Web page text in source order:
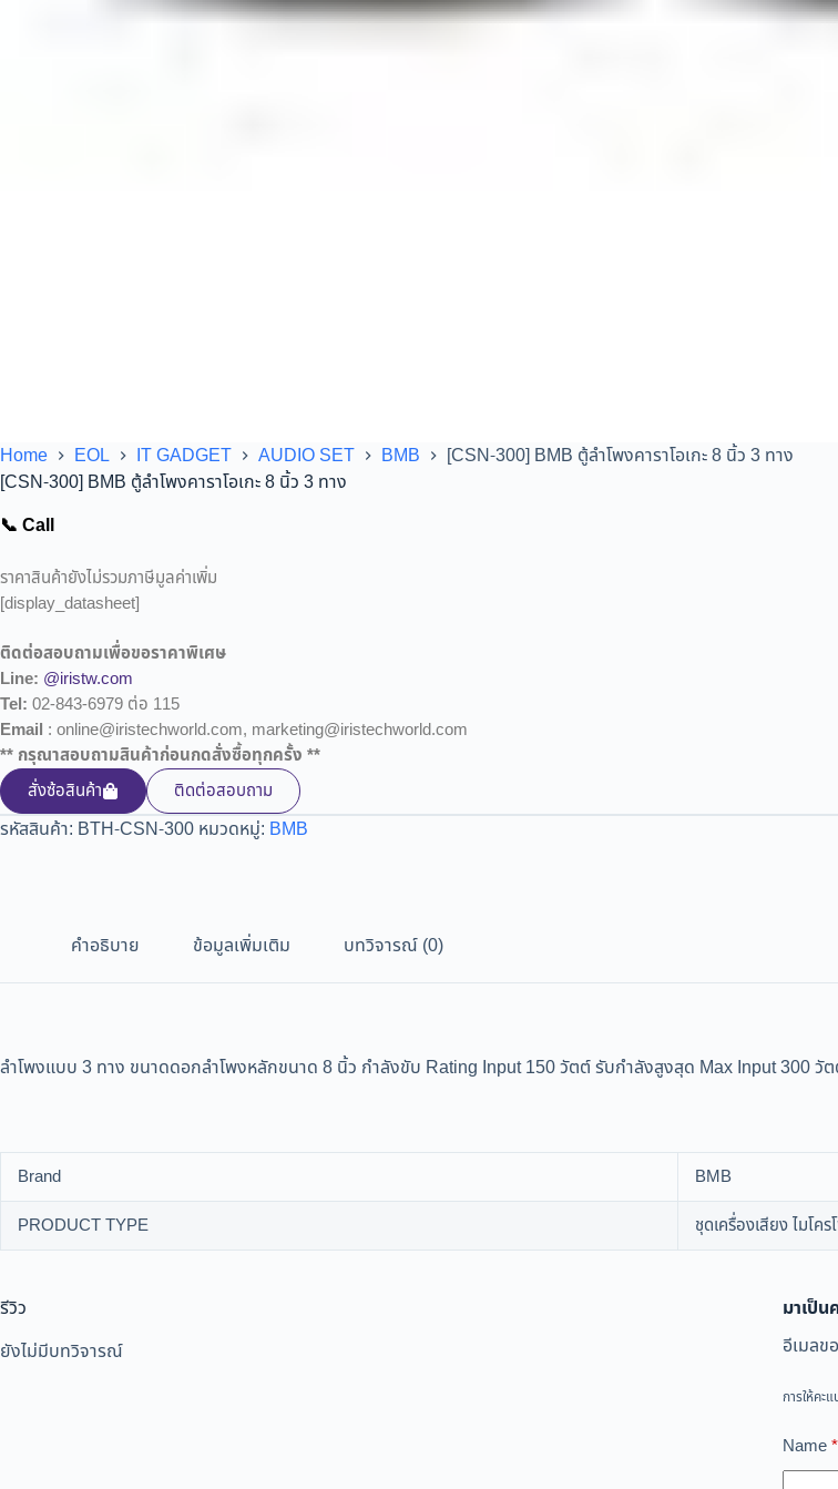
Home EOL IT GADGET AUDIO SET BMB
[CSN-300] BMB ตู้ลำโพงคาราโอเกะ 8 นิ้ว 3 ทาง
[CSN-300] BMB ตู้ลำโพงคาราโอเกะ 8 นิ้ว 3 ทาง
📞 Call
ราคาสินค้ายังไม่รวมภาษีมูลค่าเพิ่ม
[display_datasheet]
ติดต่อสอบถามเพื่อขอราคาพิเศษ
Line: @iristw.com
Tel: 02-843-6979 ต่อ 115
Email : online@iristechworld.com, marketing@iristechworld.com
** กรุณาสอบถามสินค้าก่อนกดสั่งซื้อทุกครั้ง **
สั่งซ้อสินค้า
ติดต่อสอบถาม
รหัสสินค้า: BTH-CSN-300 หมวดหมู่: BMB
คำอธิบาย ข้อมูลเพิ่มเติม บทวิจารณ์ (0)
ลำโพงแบบ 3 ทาง ขนาดดอกลำโพงหลักขนาด 8 นิ้ว กำลังขับ Rating Input 150 วัตต์ รับกำลังสูงสุด Max Input 300 วั
Brand
BMB
PRODUCT TYPE
ชุดเครื่องเสียง ไมโคร
รีวิว
ยังไม่มีบทวิจารณ์
มาเป็น
อีเมลข
การให้คะ
Name*